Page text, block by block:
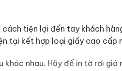
tiện lợi đến tay khách
tại kết hợp loại giấy cao
khác nhau. Hãy để in tờ rơi giá